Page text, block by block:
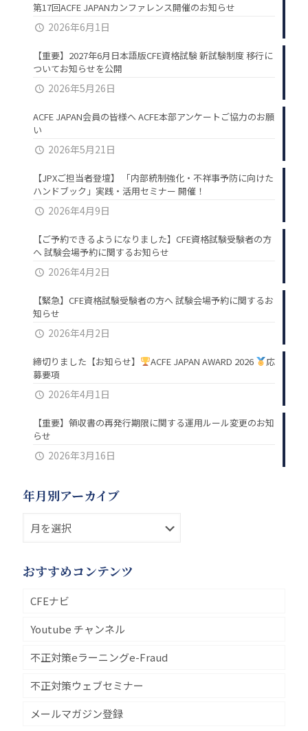
第17回ACFE JAPANカンファレンス開催のお知らせ
2026年6月1日
【重要】2027年6月日本語版CFE資格試験 新試験制度 移行に
ついてお知らせを公開
2026年5月26日
ACFE JAPAN会員の皆様へ ACFE本部アンケートご協力のお願
い
2026年5月21日
【JPXご担当者登壇】 「内部統制強化・不祥事予防に向けた
ハンドブック」実践・活用セミナー 開催！
2026年4月9日
【ご予約できるようになりました】CFE資格試験受験者の方
へ 試験会場予約に関するお知らせ
2026年4月2日
【緊急】CFE資格試験受験者の方へ 試験会場予約に関するお
知らせ
2026年4月2日
締切りました【お知らせ】 ACFE JAPAN AWARD 2026
応
募要項
2026年4月1日
【重要】領収書の再発行期限に関する運用ルール変更のお知
らせ
2026年3月16日
年月別アーカイブ
おすすめコンテンツ
CFEナビ
Youtube チャンネル
不正対策eラーニングe-Fraud
不正対策ウェブセミナー
メールマガジン登録